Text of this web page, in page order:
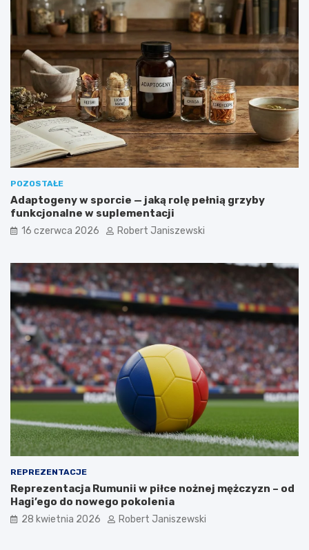
POZOSTAŁE
Adaptogeny w sporcie — jaką rolę pełnią grzyby
funkcjonalne w suplementacji
16 czerwca 2026 Robert Janiszewski
REPREZENTACJE
Reprezentacja Rumunii w piłce nożnej mężczyzn – od
Hagi’ego do nowego pokolenia
28 kwietnia 2026 Robert Janiszewski